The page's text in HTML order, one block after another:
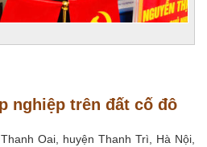
nghiệp trên đất cố đô
Oai, huyện Thanh Trì, Hà Nội,